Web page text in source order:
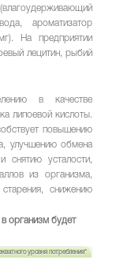
ароматизатор
На предприятии
лецитин, рыбий
в качестве
липоевой кислоты.
повышению
улучшению обмена
снятию усталости,
из организма,
снижению
организм будет
уровня потребления*